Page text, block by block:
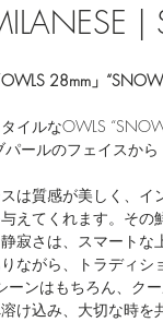
|
28mm」
イルなOWLS
ールのフェイスか
は質感が美しく、イ
えてくれます。その
寂さは、スマートな
ながら、トラディシ
ーンはもちろん、ク
け込み、大切な時